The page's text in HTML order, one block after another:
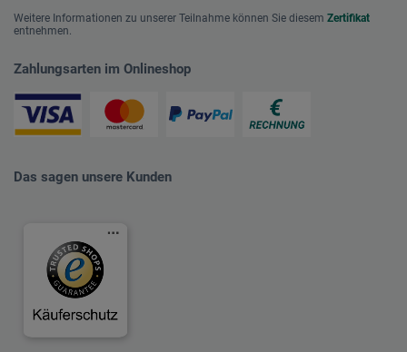
Weitere Informationen zu unserer Teilnahme können Sie diesem Zertifikat
entnehmen.
Zahlungsarten im Onlineshop
Das sagen unsere Kunden